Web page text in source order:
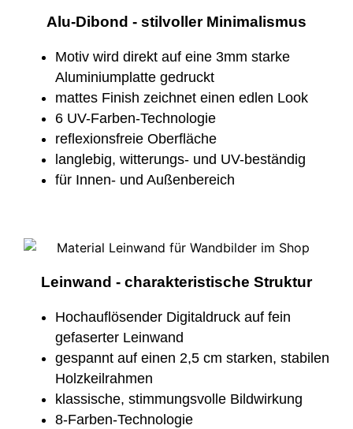
Alu-Dibond - stilvoller Minimalismus
Motiv wird direkt auf eine 3mm starke
Aluminiumplatte gedruckt
mattes Finish zeichnet einen edlen Look
6 UV-Farben-Technologie
reflexionsfreie Oberfläche
langlebig, witterungs- und UV-beständig
für Innen- und Außenbereich
Leinwand - charakteristische Struktur
Hochauflösender Digitaldruck auf fein
gefaserter Leinwand
gespannt auf einen 2,5 cm starken, stabilen
Holzkeilrahmen
klassische, stimmungsvolle Bildwirkung
8-Farben-Technologie